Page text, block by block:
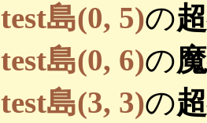
test島(0, 5)の
test島(0, 6)の
test島(3, 3)の